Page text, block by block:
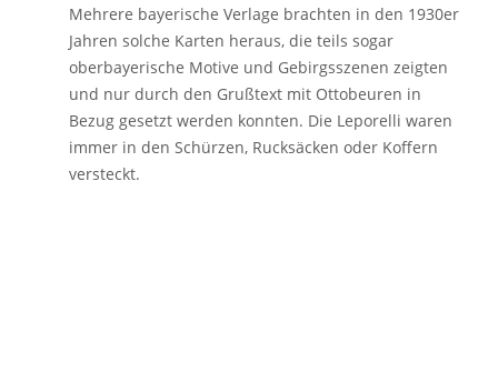
Mehrere bayerische Verlage brachten in den 1930er
Jahren solche Karten heraus, die teils sogar
oberbayerische Motive und Gebirgsszenen zeigten
und nur durch den Grußtext mit Ottobeuren in
Bezug gesetzt werden konnten. Die Leporelli waren
immer in den Schürzen, Rucksäcken oder Koffern
versteckt.